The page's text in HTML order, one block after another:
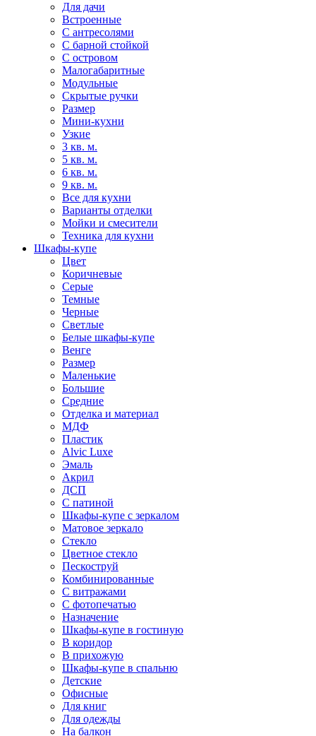
Для дачи
Встроенные
С антресолями
С барной стойкой
С островом
Малогабаритные
Модульные
Скрытые ручки
Размер
Мини-кухни
Узкие
3 кв. м.
5 кв. м.
6 кв. м.
9 кв. м.
Все для кухни
Варианты отделки
Мойки и смесители
Техника для кухни
Шкафы-купе
Цвет
Коричневые
Серые
Темные
Черные
Светлые
Белые шкафы-купе
Венге
Размер
Маленькие
Большие
Средние
Отделка и материал
МДФ
Пластик
Alvic Luxe
Эмаль
Акрил
ДСП
С патиной
Шкафы-купе с зеркалом
Матовое зеркало
Стекло
Цветное стекло
Пескоструй
Комбинированные
С витражами
С фотопечатью
Назначение
Шкафы-купе в гостиную
В коридор
В прихожую
Шкафы-купе в спальню
Детские
Офисные
Для книг
Для одежды
На балкон